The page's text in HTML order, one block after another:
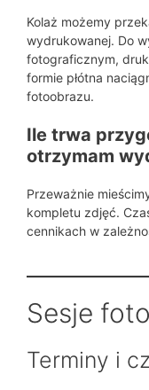
Kolaż możemy
wydrukowanej. Do
fotograficznym,
formie płótna
fotoobrazu.
Ile trwa
otrzymam
Przeważnie
kompletu zdjęć.
cennikach w
Sesje
Terminy i